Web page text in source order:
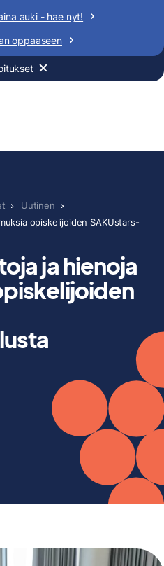
auki - hae nyt!
oppaaseen
Uutinen
opiskelijoiden SAKUstars-
ja hienoja